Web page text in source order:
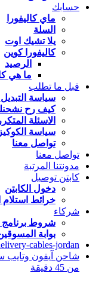
حسابك
ماي كاليفورا
السلة
يلا تشيك اوت
كاليفورا كوين
الرصيد
ما هي
قبل ما تطلب
سياسة
كيف رح
الاسئلة
سياسة الكوكيز
تواصل معنا
تواصل معنا
مدونتنا المرتبة
كابتن توصيل
دخول الكابتن
خرائط استلام
شركاء
شروط برنامج
بوابة
cables-jordan
شاحن آيفون
من 45 دقيقة